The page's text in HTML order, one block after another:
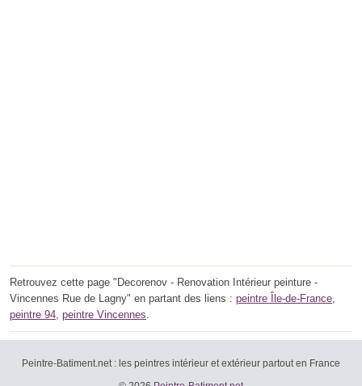
Retrouvez cette page "Decorenov - Renovation Intérieur peinture -
Vincennes Rue de Lagny" en partant des liens : peintre Île-de-France,
peintre 94, peintre Vincennes.
Peintre-Batiment.net : les peintres intérieur et extérieur partout en France